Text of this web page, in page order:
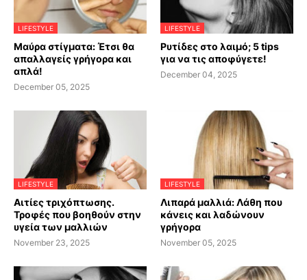
LIFESTYLE
Μαύρα στίγματα: Έτσι θα
απαλλαγείς γρήγορα και
απλά!
December 05, 2025
LIFESTYLE
Ρυτίδες στο λαιμό; 5 tips
για να τις αποφύγετε!
December 04, 2025
LIFESTYLE
Αιτίες τριχόπτωσης.
Τροφές που βοηθούν στην
υγεία των μαλλιών
November 23, 2025
LIFESTYLE
Λιπαρά μαλλιά: Λάθη που
κάνεις και λαδώνουν
γρήγορα
November 05, 2025